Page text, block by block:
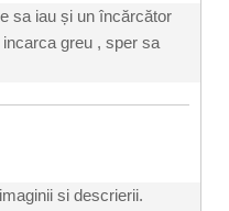
sa iau și un încărcător
greu , sper sa
si descrierii.